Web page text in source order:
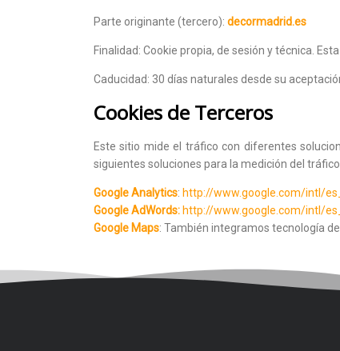
Parte originante (tercero): decormadrid.es
Finalidad: Cookie propia, de sesión y técnica.
Caducidad: 30 días naturales desde su
Cookies de Terceros
Este sitio mide el tráfico con diferentes
siguientes soluciones para la medición del
Google Analytics: http://www.google.com/intl/
Google AdWords: http://www.google.com/intl/
Google Maps: También integramos tecnología de